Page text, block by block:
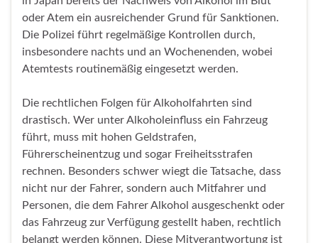
oder Atem ein ausreichender Grund für Sanktionen.
Die Polizei führt regelmäßige Kontrollen durch,
insbesondere nachts und an Wochenenden, wobei
Atemtests routinemäßig eingesetzt werden.
Die rechtlichen Folgen für Alkoholfahrten sind
drastisch. Wer unter Alkoholeinfluss ein Fahrzeug
führt, muss mit hohen Geldstrafen,
Führerscheinentzug und sogar Freiheitsstrafen
rechnen. Besonders schwer wiegt die Tatsache, dass
nicht nur der Fahrer, sondern auch Mitfahrer und
Personen, die dem Fahrer Alkohol ausgeschenkt oder
das Fahrzeug zur Verfügung gestellt haben, rechtlich
belangt werden können. Diese Mitverantwortung ist